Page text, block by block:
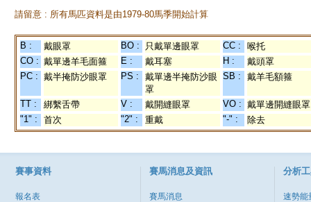
請留意 : 所有馬匹資料是由1979-80馬季開始計算
B : 戴眼罩 BO : 只戴單邊眼罩 CC :
喉托
CO : 戴單邊羊毛面箍 E : 戴耳塞 H :
戴頭罩
PC : 戴半掩防沙眼罩 PS :
戴單邊半掩防沙眼
罩
SB : 戴羊毛額箍
TT : 綁繫舌帶 V : 戴開縫眼罩 VO : 戴單邊開縫眼罩
"1" :
首次 "2" : 重戴 "-" : 除去
賽事資料
報名表
賽馬消息及資訊
賽馬消息
分析
速勢能